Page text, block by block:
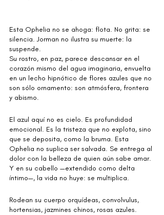
Esta Ophelia no se ahoga: flota. No grita: se
silencia. Jorman no ilustra su muerte: la
suspende.
Su rostro, en paz, parece descansar en el
corazón mismo del agua imaginaria, envuelta
en un lecho hipnótico de flores azules que no
son sólo ornamento: son atmósfera, frontera
y abismo.
El azul aquí no es cielo. Es profundidad
emocional. Es la tristeza que no explota, sino
que se deposita, como la bruma. Esta
Ophelia no suplica ser salvada. Se entrega al
dolor con la belleza de quien aún sabe amar.
Y en su cabello —extendido como delta
íntimo—, la vida no huye: se multiplica.
Rodean su cuerpo orquídeas, convolvulus,
hortensias, jazmines chinos, rosas azules.